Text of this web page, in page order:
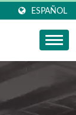
ESPAÑOL